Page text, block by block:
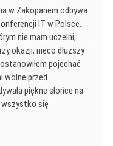
w Zakopanem odbywa
IT w Polsce.
nie mam uczelni,
okazji, nieco dłuższy
pojechać
wolne przed
piękne słońce na
wszystko się